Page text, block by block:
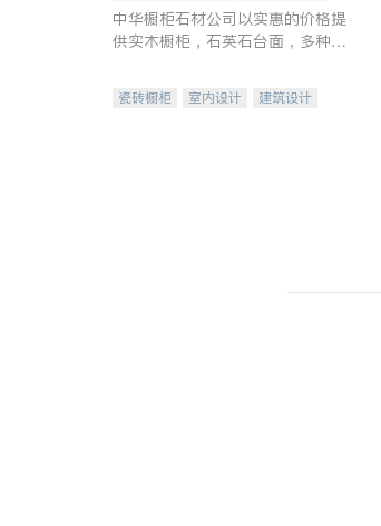
中华橱柜石材公司以实惠的价格提
供实木橱柜，石英石台面，多种优
机。品质厨房，家的选择。
瓷砖橱柜 室内设计
建筑设计